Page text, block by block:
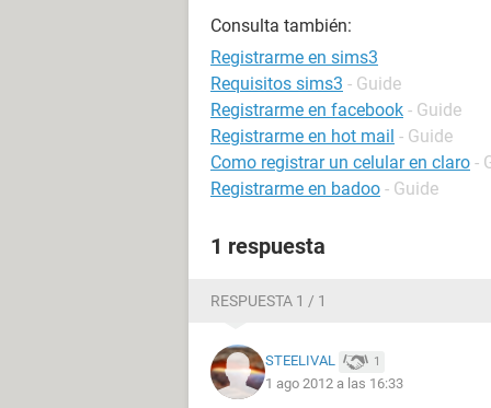
Consulta también:
Registrarme en sims3
Requisitos sims3 - Guide
Registrarme en facebook - Guide
Registrarme en hot mail - Guide
Como registrar un celular en claro -
Registrarme en badoo - Guide
1 respuesta
RESPUESTA 1 / 1
STEELIVAL 1
1 ago 2012 a las 16:33